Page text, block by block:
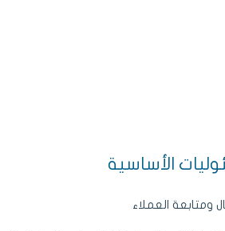
الأساسية
ومتابعة العملاء